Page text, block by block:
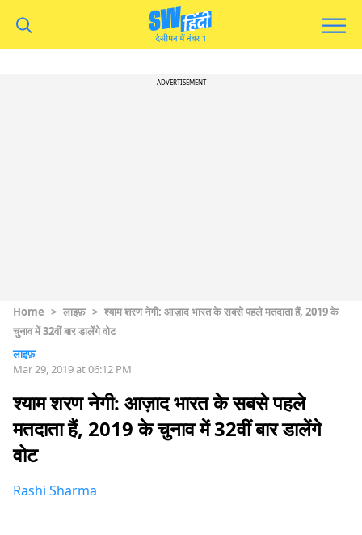
ADVERTISEMENT
Home > लाइफ़ > श्याम शरण नेगी: आज़ाद भारत के सबसे पहले मतदाता हैं, 2019 के
चुनाव में 32वीं बार डालेंगे वोट
लाइफ़
Mar 29, 2019 at 06:12 PM
श्याम शरण नेगी: आज़ाद भारत के सबसे पहले
मतदाता हैं, 2019 के चुनाव में 32वीं बार डालेंगे
वोट
Rashi Sharma